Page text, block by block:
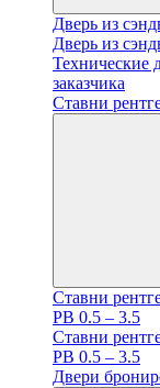
Дверь из
Дверь из
Технические
заказчика
Ставни
Ставни
PB 0.5 – 3.5
Ставни
PB 0.5 – 3.5
Двери